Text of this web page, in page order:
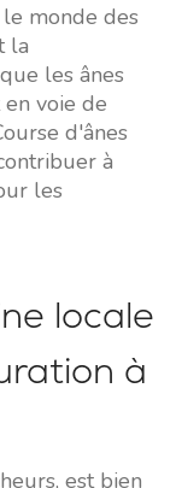
monde des
la
les ânes
voie de
d'ânes
à
les
locale
à
est bien